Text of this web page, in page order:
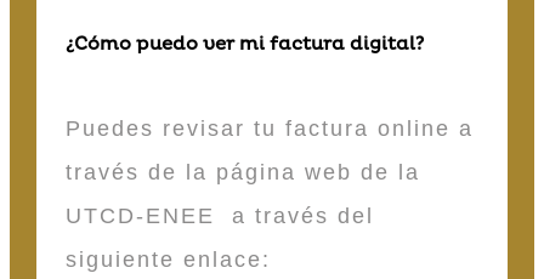
¿Cómo puedo ver mi factura digital?
Puedes revisar tu factura online a
través de la página web de la
UTCD-ENEE a través del
siguiente enlace: